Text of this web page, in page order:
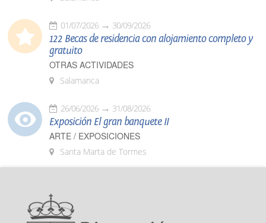
01/07/2026 30/09/2026
122 Becas de residencia con alojamiento completo y
gratuito
OTRAS ACTIVIDADES
Salamanca
26/06/2026 31/08/2026
Exposición El gran banquete II
ARTE / EXPOSICIONES
Santa Marta de Tormes